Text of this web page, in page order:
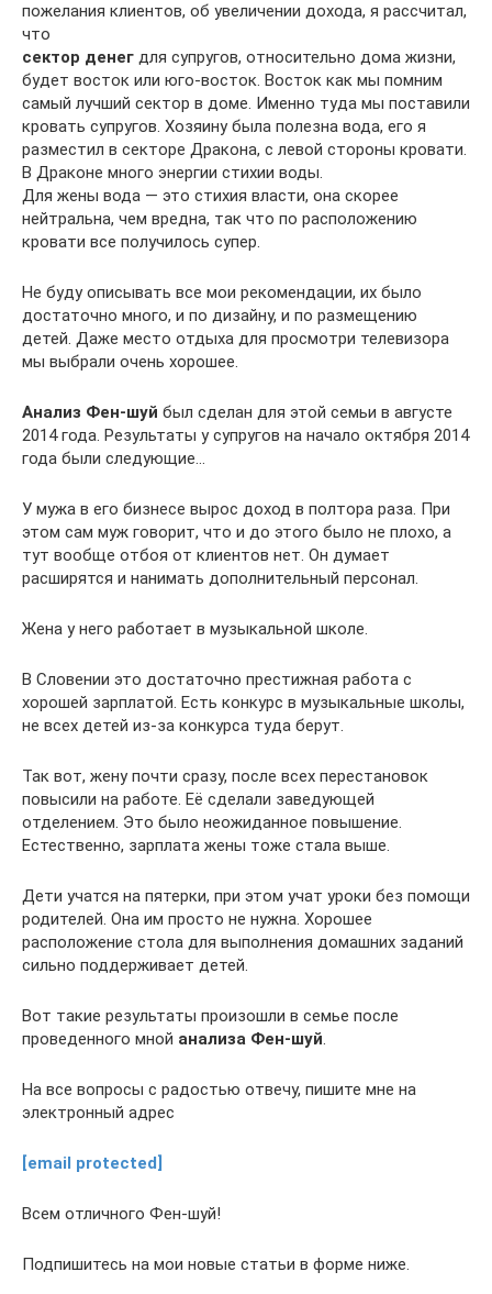
пожелания клиентов, об увеличении дохода, я рассчитал,
что
сектор денег для супругов, относительно дома жизни,
будет восток или юго-восток. Восток как мы помним
самый лучший сектор в доме. Именно туда мы поставили
кровать супругов. Хозяину была полезна вода, его я
разместил в секторе Дракона, с левой стороны кровати.
В Драконе много энергии стихии воды.
Для жены вода — это стихия власти, она скорее
нейтральна, чем вредна, так что по расположению
кровати все получилось супер.
Не буду описывать все мои рекомендации, их было
достаточно много, и по дизайну, и по размещению
детей. Даже место отдыха для просмотри телевизора
мы выбрали очень хорошее.
Анализ Фен-шуй был сделан для этой семьи в августе
2014 года. Результаты у супругов на начало октября 2014
года были следующие…
У мужа в его бизнесе вырос доход в полтора раза. При
этом сам муж говорит, что и до этого было не плохо, а
тут вообще отбоя от клиентов нет. Он думает
расширятся и нанимать дополнительный персонал.
Жена у него работает в музыкальной школе.
В Словении это достаточно престижная работа с
хорошей зарплатой. Есть конкурс в музыкальные школы,
не всех детей из-за конкурса туда берут.
Так вот, жену почти сразу, после всех перестановок
повысили на работе. Её сделали заведующей
отделением. Это было неожиданное повышение.
Естественно, зарплата жены тоже стала выше.
Дети учатся на пятерки, при этом учат уроки без помощи
родителей. Она им просто не нужна. Хорошее
расположение стола для выполнения домашних заданий
сильно поддерживает детей.
Вот такие результаты произошли в семье после
проведенного мной анализа Фен-шуй.
На все вопросы с радостью отвечу, пишите мне на
электронный адрес
[email protected]
Всем отличного Фен-шуй!
Подпишитесь на мои новые статьи в форме ниже.